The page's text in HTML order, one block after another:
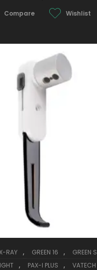
Compare Wishlist
RAY , GREEN 16 , GREEN
, PAX-I PLUS ,